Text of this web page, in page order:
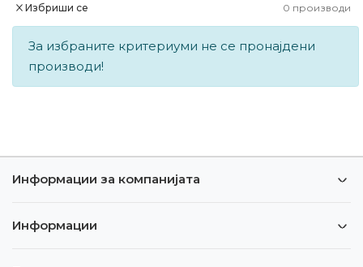
0 производи
Избриши се
За избраните критериуми не се пронајдени
производи!
Информации за компанијата
Информации